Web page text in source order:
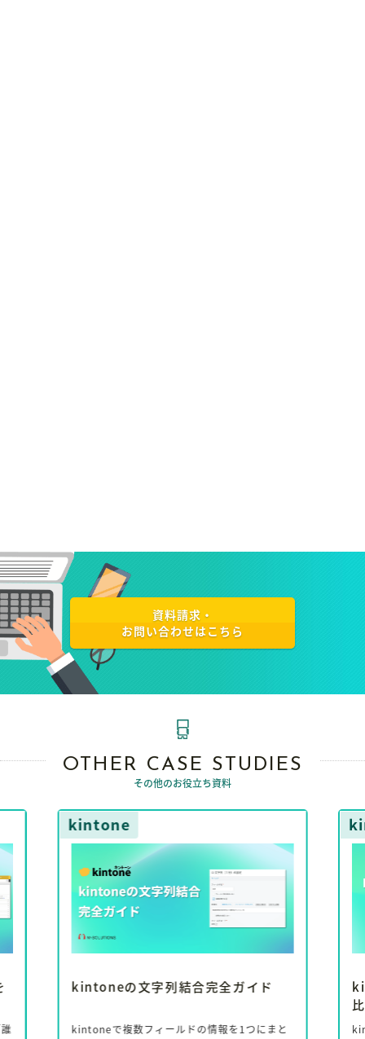
資料請求・
お問い合わせはこちら
OTHER CASE STUDIES
その他のお役立ち資料
kintone
kintoneの文字列結合完全ガイド
kintoneで複数フィールドの情報を1つにまと
kintone